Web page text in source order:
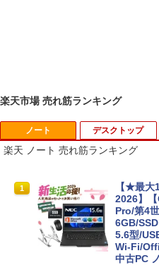
楽天市場 売れ筋ランキング
ノート
楽天 ノート 売れ筋ランキング
1
【★最大
2026】
Pro/第4
6GB/
5.6型/
Wi-Fi/
中古PC
デスクトップ